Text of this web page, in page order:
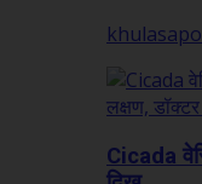
Cicada